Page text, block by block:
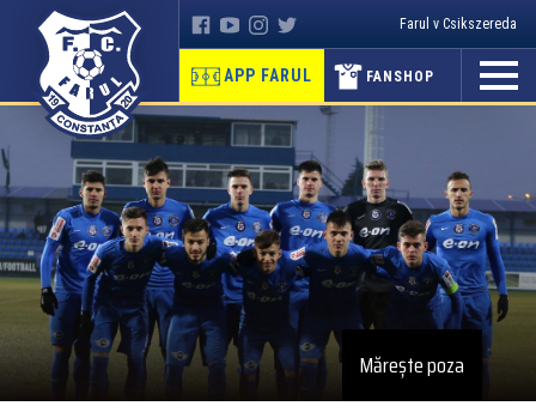
Farul v Csikszereda
APP FARUL FANSHOP
Mărește poza